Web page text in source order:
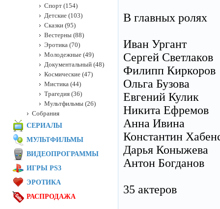
В главных ролях
Иван Ургант
Сергей Светлаков
Филипп Киркоров
Ольга Бузова
Евгений Кулик
Никита Ефремов
Анна Ивина
Константин
Дарья Коныжева
Антон Богданов
35 актеров
Спорт (154)
Детские (103)
Сказки (95)
Вестерны (88)
Эротика (70)
Молодежные (49)
Документальный (48)
Космические (47)
Мистика (44)
Трагедия (36)
Мультфильмы (26)
Собрания
СЕРИАЛЫ
МУЛЬТФИЛЬМЫ
ВИДЕОПРОГРАММЫ
ИГРЫ PS3
ЭРОТИКА
РАСПРОДАЖА